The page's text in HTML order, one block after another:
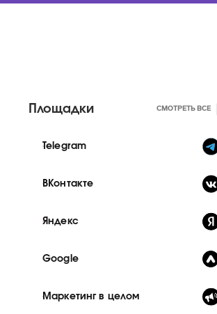
Площадки СМОТРЕТЬ ВСЕ
Telegram
ВКонтакте
Яндекс
Google
Маркетинг в целом